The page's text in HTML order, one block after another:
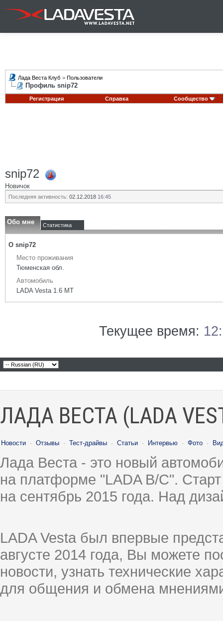
Лада Веста Клуб > Пользователи
Профиль snip72
Регистрация Справка Сообщество
snip72
Новичок
Последняя активность: 02.12.2018 16:45
Обо мне Статистика
О snip72
Место проживания
Тюменская обл.
Автомобиль
LADA Vesta 1.6 МТ
Текущее время:
ЛАДА ВЕСТА (LADA
Новости · Отзывы · Тест-драйвы · Статьи · Интервью · Фото ·
Лада Веста - это новый
на платформе "LADA B/C".
на сентябрь 2015 года. Над
LADA Vesta был впервые
августе 2014 года, Вы можете
новости, узнать технические
для общения и обмена